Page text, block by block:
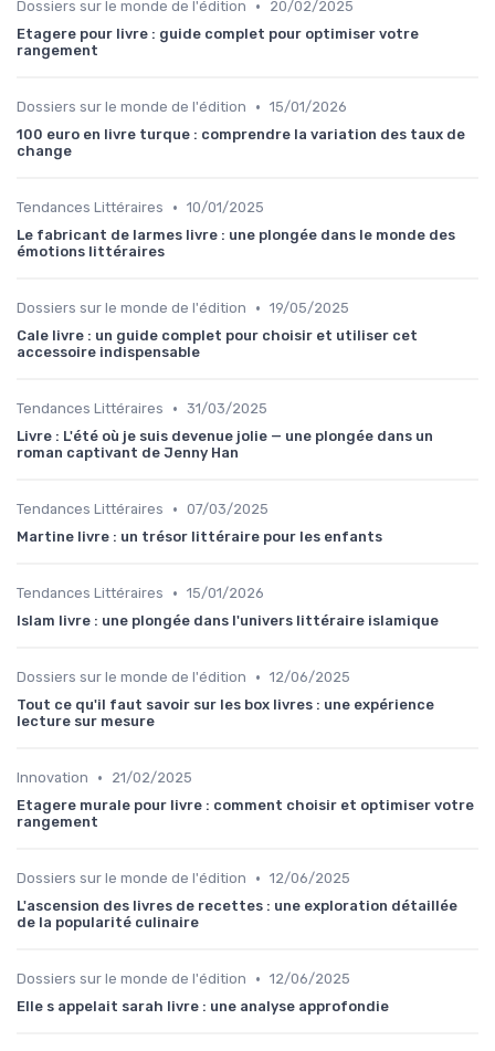
Dossiers sur le monde de l'édition •
20/02/2025
Etagere pour livre : guide complet pour optimiser votre
rangement
Dossiers sur le monde de l'édition • 15/01/2026
100 euro en livre turque : comprendre la variation des taux de
change
Tendances Littéraires • 10/01/2025
Le fabricant de larmes livre : une plongée dans le monde des
émotions littéraires
Dossiers sur le monde de l'édition • 19/05/2025
Cale livre : un guide complet pour choisir et utiliser cet
accessoire indispensable
Tendances Littéraires • 31/03/2025
Livre : L'été où je suis devenue jolie — une plongée dans un
roman captivant de Jenny Han
Tendances Littéraires • 07/03/2025
Martine livre : un trésor littéraire pour les enfants
Tendances Littéraires • 15/01/2026
Islam livre : une plongée dans l'univers littéraire islamique
Dossiers sur le monde de l'édition • 12/06/2025
Tout ce qu'il faut savoir sur les box livres : une expérience
lecture sur mesure
Innovation •
21/02/2025
Etagere murale pour livre : comment choisir et optimiser votre
rangement
Dossiers sur le monde de l'édition • 12/06/2025
L'ascension des livres de recettes : une exploration détaillée
de la popularité culinaire
Dossiers sur le monde de l'édition • 12/06/2025
Elle s appelait sarah livre : une analyse approfondie